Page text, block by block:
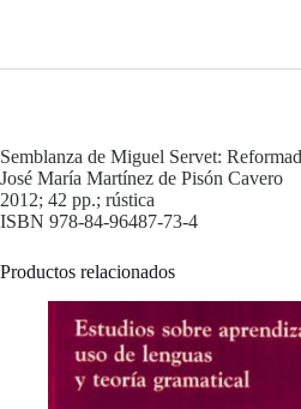
Semblanza de Miguel Servet:
José María Martínez de Pisón Cavero
2012; 42 pp.; rústica
ISBN 978-84-96487-73-4
Productos relacionados